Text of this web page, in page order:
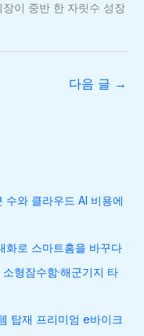
이 중반 한 자릿수 성장
다음 글 →
수와 클라우드 AI 비용에
화로 스마트홈을 바꾸다
형잠수함·해군기지 타
탑재 프리미엄 e바이크